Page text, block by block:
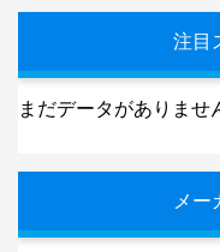
注目
まだデータがありませ
メー